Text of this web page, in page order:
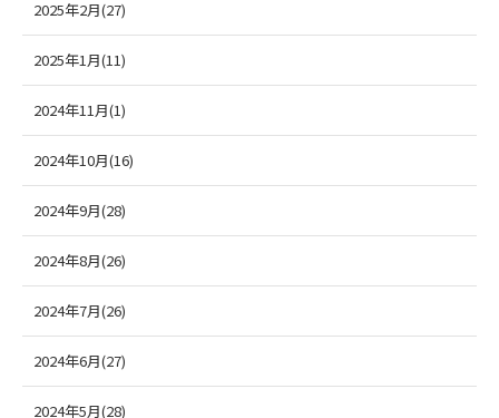
2025年2月(27)
2025年1月(11)
2024年11月(1)
2024年10月(16)
2024年9月(28)
2024年8月(26)
2024年7月(26)
2024年6月(27)
2024年5月(28)